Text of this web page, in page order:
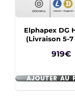
Elphapex DG
(Livraison 5-
Prix
919€
AJOUTER AU